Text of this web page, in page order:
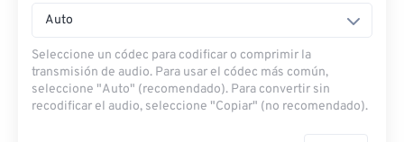
Auto
Seleccione un códec para codificar o comprimir la
transmisión de audio. Para usar el códec más común,
seleccione "Auto" (recomendado). Para convertir sin
recodificar el audio, seleccione "Copiar" (no recomendado).